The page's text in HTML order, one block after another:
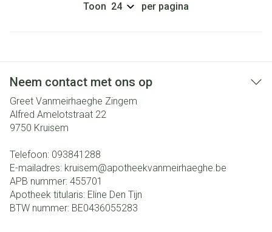
Toon per pagina
Neem contact met ons op
Greet Vanmeirhaeghe Zingem
Alfred Amelotstraat 22
9750 Kruisem
Telefoon: 093841288
E-mailadres: kruisem@apotheekvanmeirhaeghe.be
APB nummer: 455701
Apotheek titularis: Eline Den Tijn
BTW nummer: BE0436055283